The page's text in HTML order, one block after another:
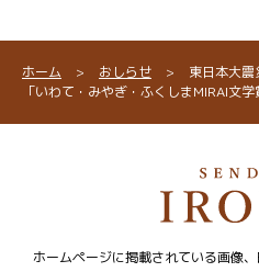
ホーム > おしらせ >
東日本大震
「いわて・みやぎ・ふくしまMIRAI文学
ホームページに掲載されている画像